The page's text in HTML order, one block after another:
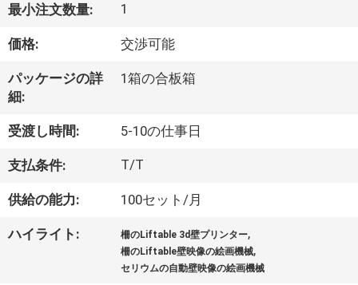
達
に
つ
い
て
工
最小注文数量: 1
価格: 交渉可能
パッケージの詳
細:
1箱の合板箱
受渡し時間: 5-10の仕事日
支払条件: T/T
供給の能力: 100セット/月
ハイライト: 柵のLiftable 3d壁プリンター,
柵のLiftable壁映像の絵画機械,
セリウムの自動壁映像の絵画機械